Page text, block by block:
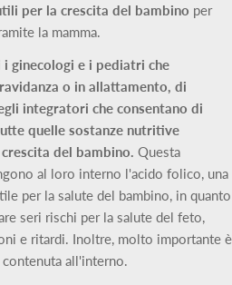
per la crescita del bambino per
la mamma.
ginecologi e i pediatri che
o in allattamento, di
integratori che consentano di
quelle sostanze nutritive
del bambino. Questa
al loro interno l'acido folico, una
per la salute del bambino, in quanto
seri rischi per la salute del feto,
e ritardi. Inoltre, molto importante è
all'interno.